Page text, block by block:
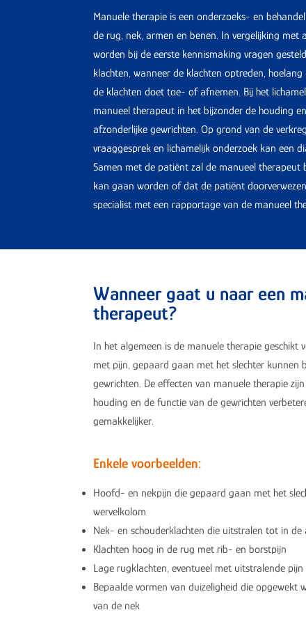
Manuele therapie is een onderzoeks- en
de rug, nek, armen en benen. In vergelijking met
worden bij de eerste kennismaking vragen
klachten, wanneer de klachten optreden,
de klachten doet toe- of afnemen. Bij het
manueel therapeut in het bijzonder de houding
afzonderlijke gewrichten. Op grond van de
vraaggesprek en lichamelijk onderzoek kan een
Samen met de patiënt zal de manueel therapeut
kan gaan worden of dat de patiënt
specialist met een rapportage van de manueel
Wanneer gaat u naar een
therapeut?
In het algemeen is de manuele therapie geschikt
met pijn, gepaard gaan met het slechter kunnen
gewrichten. De effecten van manuele therapie
houding en de functie van de gewrichten
gemakkelijker.
Enkele voorbeelden:
Hoofd- en nekpijn die gepaard gaan met het
wervelkolom
Nek- en schouderklachten die uitstralen tot in de
Klachten hoog in de rug met rib- en borstpijn
Lage rugklachten, eventueel met uitstralende
Bepaalde vormen van duizeligheid die opgewekt
van de nek